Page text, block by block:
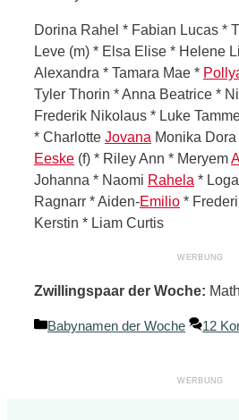
Dorina Rahel * Fabian Lucas *
Leve (m) * Elsa Elise * Helene
Alexandra * Tamara Mae *
Tyler Thorin * Anna Beatrice *
Frederik Nikolaus * Luke
* Charlotte Jovana Monika Dora
Eeske (f) * Riley Ann * Meryem
Johanna * Naomi Rahela *
Ragnarr * Aiden-Emilio *
Kerstin * Liam Curtis
Zwillingspaar der Woche:
Kategorien
Babynamen der Woche 12